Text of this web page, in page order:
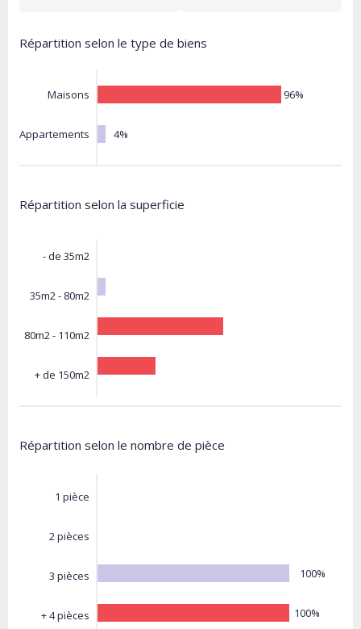
Répartition selon le type de biens
Maisons
Appartements
96%
4%
Répartition selon la superficie
- de 35m2
35m2 - 80m2
80m2 - 110m2
+ de 150m2
Répartition selon le nombre de pièce
1 pièce
2 pièces
3 pièces
+ 4 pièces
100%
100%